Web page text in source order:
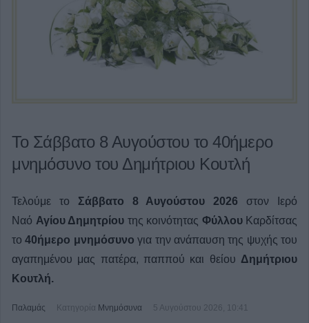
Το Σάββατο 8 Αυγούστου το 40ήμερο
μνημόσυνο του Δημήτριου Κουτλή
Τελούμε το Σάββατο 8 Αυγούστου 2026 στον Ιερό
Ναό Αγίου Δημητρίου της κοινότητας Φύλλου Καρδίτσας
το 40ήμερο μνημόσυνο για την ανάπαυση της ψυχής του
αγαπημένου μας πατέρα, παππού και θείου Δημήτριου
Κουτλή.
Παλαμάς Κατηγορία Μνημόσυνα 5 Αυγούστου 2026, 10:41